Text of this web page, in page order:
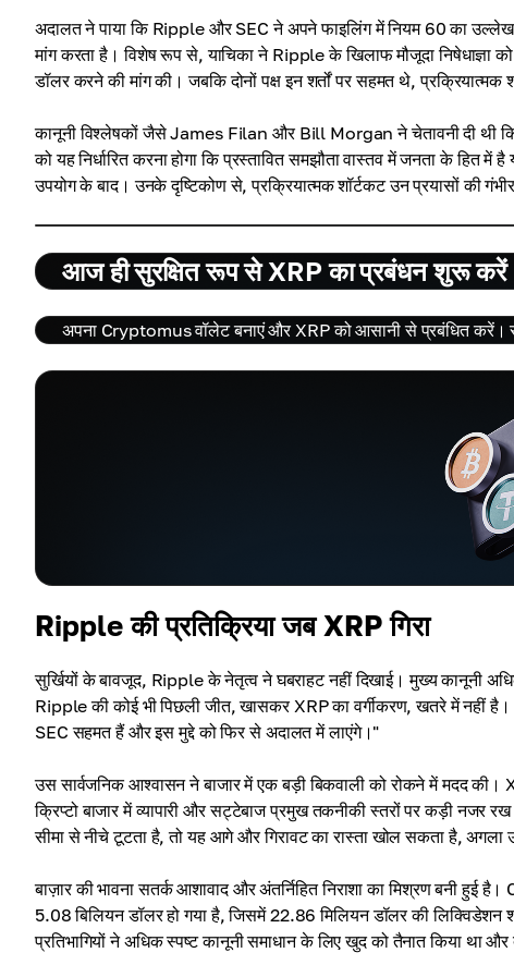
अदालत ने पाया कि Ripple और SEC ने अपने फाइलिंग में नियम 60 का उल्लेख
मांग करता है। विशेष रूप से, याचिका ने Ripple के खिलाफ मौजूदा निषेधाज्ञा
डॉलर करने की मांग की। जबकि दोनों पक्ष इन शर्तों पर सहमत थे, प्रक्रियात्मक
कानूनी विश्लेषकों जैसे James Filan और Bill Morgan ने चेतावनी दी थी
को यह निर्धारित करना होगा कि प्रस्तावित समझौता वास्तव में जनता के हित
उपयोग के बाद। उनके दृष्टिकोण से, प्रक्रियात्मक शॉर्टकट उन प्रयासों की
आज ही सुरक्षित रूप से XRP का प्रबंधन शुरू करें
अपना Cryptomus वॉलेट बनाएं और XRP को आसानी से प्रबंधित
Ripple की प्रतिक्रिया जब XRP गिरा
सुर्खियों के बावजूद, Ripple के नेतृत्व ने घबराहट नहीं दिखाई। मुख्य कानूनी
Ripple की कोई भी पिछली जीत, खासकर XRP का वर्गीकरण, खतरे में नहीं
SEC सहमत हैं और इस मुद्दे को फिर से अदालत में लाएंगे।"
उस सार्वजनिक आश्वासन ने बाजार में एक बड़ी बिकवाली को रोकने में मदद
क्रिप्टो बाजार में व्यापारी और सट्टेबाज प्रमुख तकनीकी स्तरों पर कड़ी नजर
सीमा से नीचे टूटता है, तो यह आगे और गिरावट का रास्ता खोल सकता है,
बाज़ार की भावना सतर्क आशावाद और अंतर्निहित निराशा का मिश्रण बनी
5.08 बिलियन डॉलर हो गया है, जिसमें 22.86 मिलियन डॉलर की
प्रतिभागियों ने अधिक स्पष्ट कानूनी समाधान के लिए खुद को तैनात किया था